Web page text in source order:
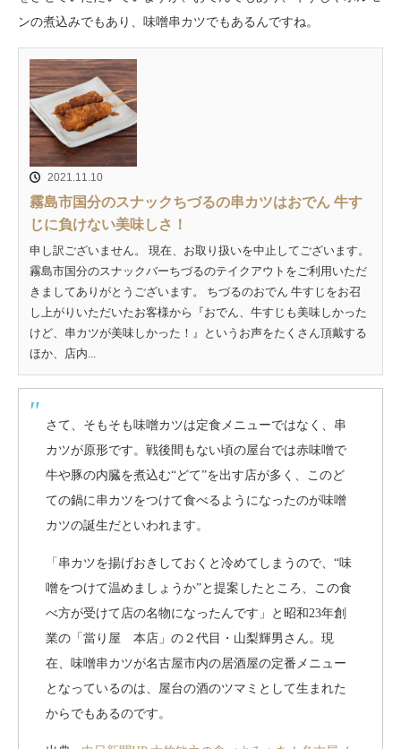
ンの煮込みでもあり、味噌串カツでもあるんですね。
2021.11.10
霧島市国分のスナックちづるの串カツはおでん 牛す
じに負けない美味しさ！
申し訳ございません。 現在、お取り扱いを中止してございます。
霧島市国分のスナックバーちづるのテイクアウトをご利用いただ
きましてありがとうございます。 ちづるのおでん 牛すじをお召
し上がりいただいたお客様から『おでん、牛すじも美味しかった
けど、串カツが美味しかった！』というお声をたくさん頂戴する
ほか、店内...
さて、そもそも味噌カツは定食メニューではなく、串
カツが原形です。戦後間もない頃の屋台では赤味噌で
牛や豚の内臓を煮込む“どて”を出す店が多く、このど
ての鍋に串カツをつけて食べるようになったのが味噌
カツの誕生だといわれます。
「串カツを揚げおきしておくと冷めてしまうので、“味
噌をつけて温めましょうか”と提案したところ、この食
べ方が受けて店の名物になったんです」と昭和23年創
業の「當り屋 本店」の２代目・山梨輝男さん。現
在、味噌串カツが名古屋市内の居酒屋の定番メニュー
となっているのは、屋台の酒のツマミとして生まれた
からでもあるのです。